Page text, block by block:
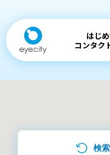
はじ
コンタク
検